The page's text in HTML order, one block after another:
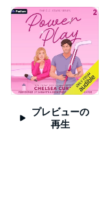
プレビューの
再生